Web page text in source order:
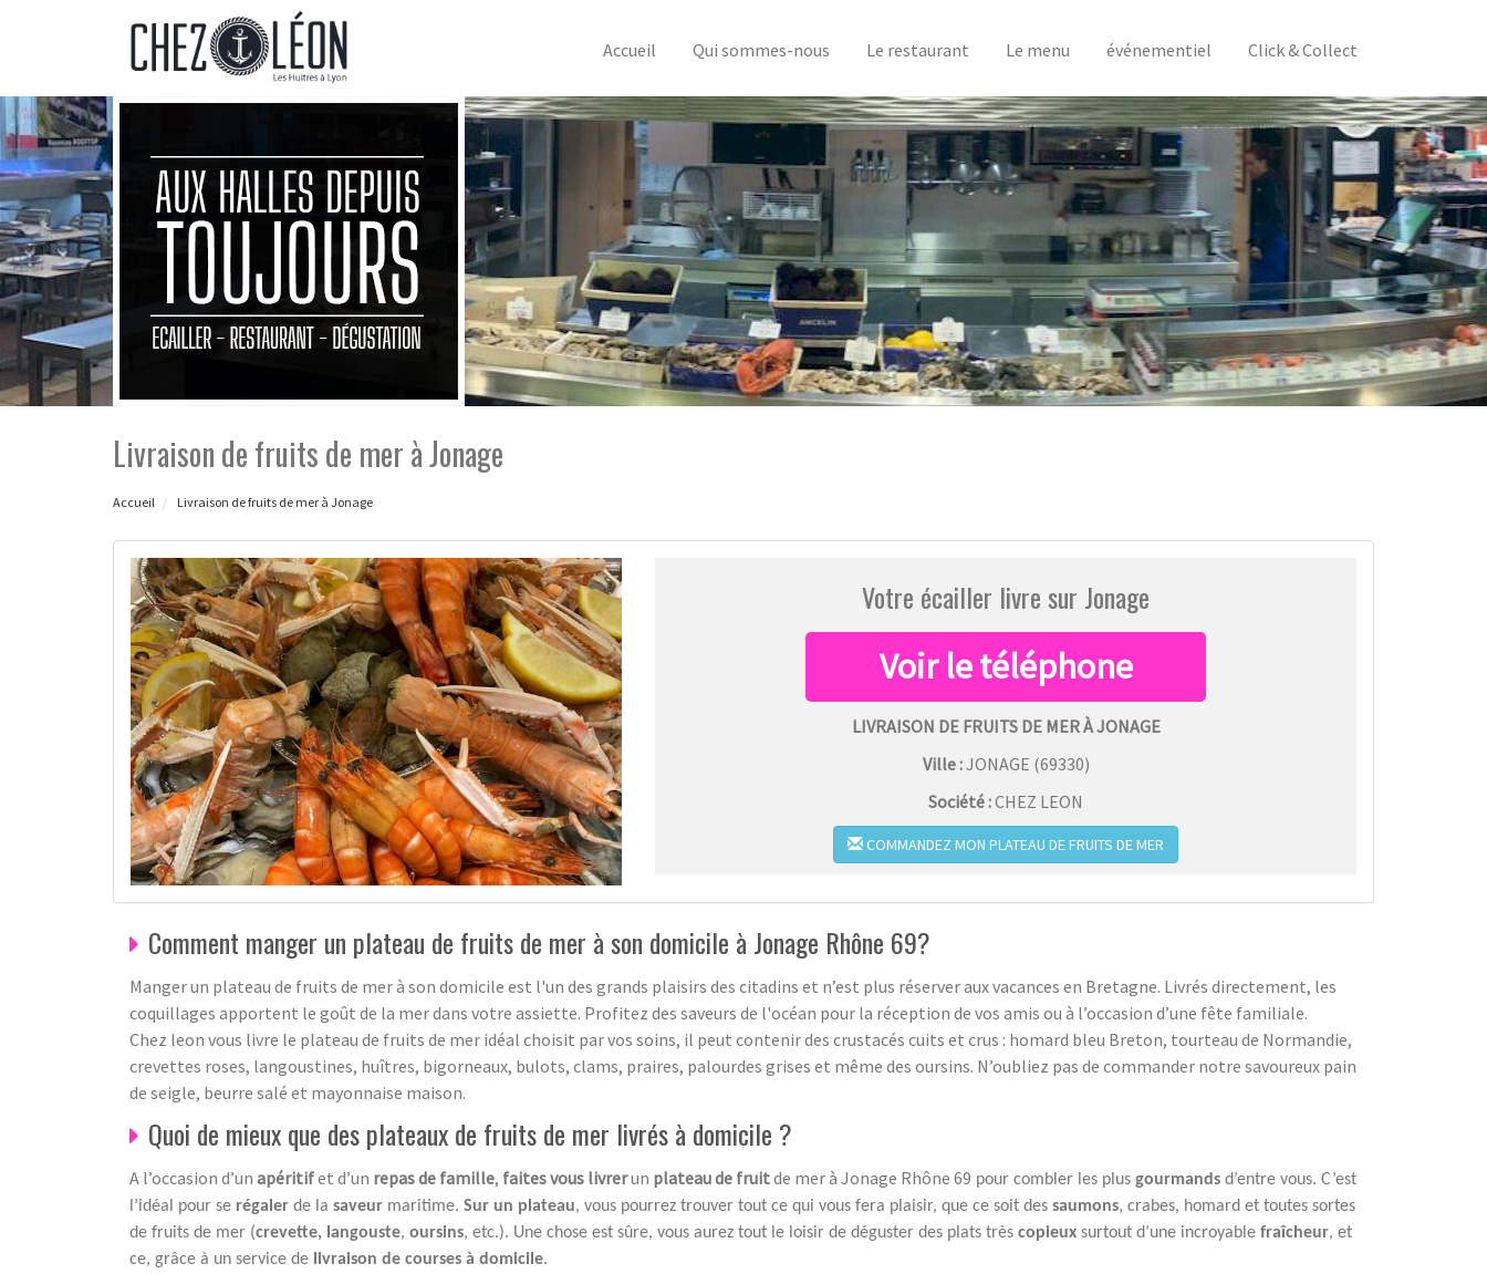
Accueil Qui sommes-nous Le restaurant Le menu événementiel Click & Collect
Livraison de fruits de mer à Jonage
Accueil Livraison de fruits de mer à Jonage
Votre écailler livre sur Jonage
LIVRAISON DE FRUITS DE MER À JONAGE
Ville :JONAGE (69330)
Société :CHEZ LEON
COMMANDEZ MON PLATEAU DE FRUITS DE MER
Comment manger un plateau de fruits de mer à son domicile à Jonage Rhône 69?
Manger un plateau de fruits de mer à son domicile est l'un des grands plaisirs des citadins et n’est plus réserver aux vacances en Bretagne. Livrés directement, les
coquillages apportent le goût de la mer dans votre assiette. Profitez des saveurs de l'océan pour la réception de vos amis ou à l’occasion d’une fête familiale.
Chez leon vous livre le plateau de fruits de mer idéal choisit par vos soins, il peut contenir des crustacés cuits et crus : homard bleu Breton, tourteau de Normandie,
crevettes roses, langoustines, huîtres, bigorneaux, bulots, clams, praires, palourdes grises et même des oursins. N’oubliez pas de commander notre savoureux pain
de seigle, beurre salé et mayonnaise maison.
Quoi de mieux que des plateaux de fruits de mer livrés à domicile ?
A l’occasion d’un apéritifet d’un repas de famille, faites vous livrerun plateau de fruitde mer à Jonage Rhône 69 pour combler les plus gourmands d’entre vous. C’est
l’idéal pour se régaler de la saveur maritime. Sur un plateau, vous pourrez trouver tout ce qui vous fera plaisir, que ce soit des saumons, crabes, homard et toutes sortes
de fruits de mer (crevette, langouste, oursins, etc.). Une chose est sûre, vous aurez tout le loisir de déguster des plats très copieux surtout d’une incroyable fraîcheur, et
ce, grâce à un service de livraison de courses à domicile.